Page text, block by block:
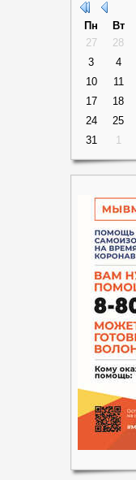
Пн
Вт
27
28
3
4
10
11
17
18
24
25
31
1